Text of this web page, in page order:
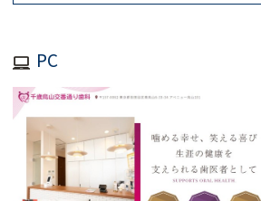
PC